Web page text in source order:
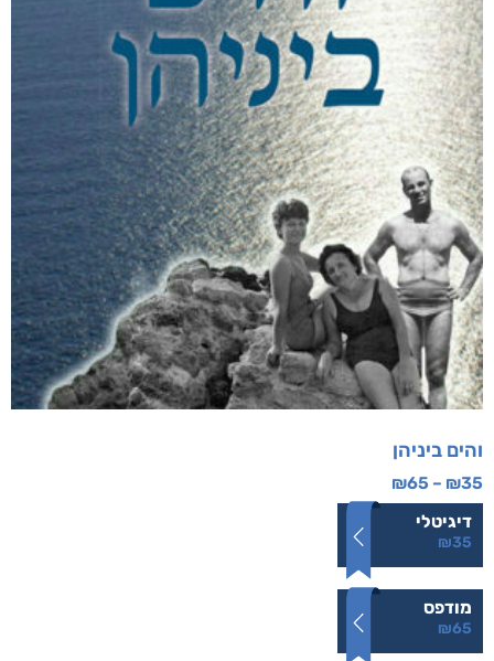
והים ביניהן
₪35
–
₪65
דיגיטלי
₪35
מודפס
₪65